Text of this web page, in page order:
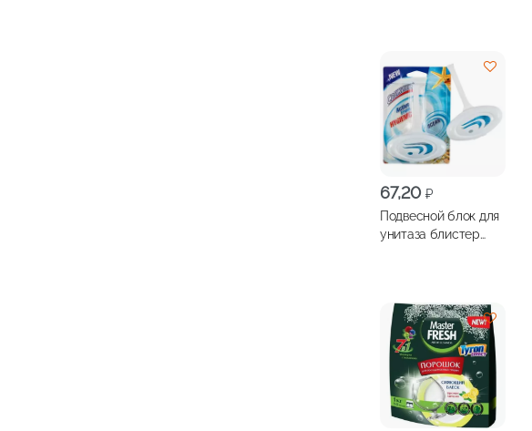
67,20 ₽
Подвесной блок для
унитаза блистер